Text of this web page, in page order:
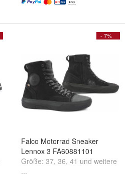
- 7%
Falco Motorrad Sneaker
Lennox 3 FA60881101
Größe: 37, 36, 41 und weitere
...